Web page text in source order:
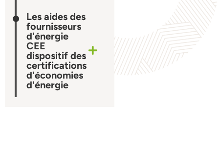
Les aides des
fournisseurs
d'énergie
CEE
dispositif des
certifications
d'économies
d'énergie